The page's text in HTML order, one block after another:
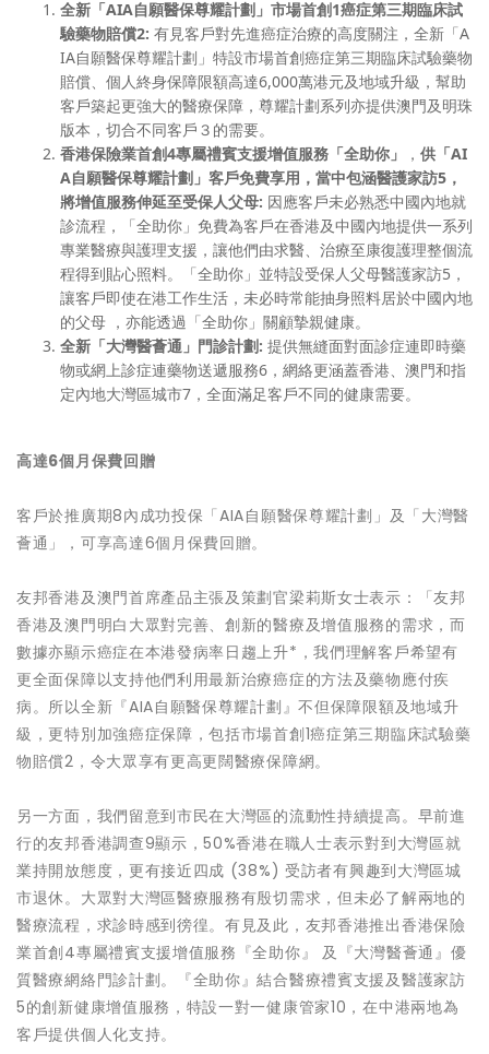
全新「AIA自願醫保尊耀計劃」市場首創1癌症第三期臨床試
驗藥物賠償2: 有見客戶對先進癌症治療的高度關注，全新「A
IA自願醫保尊耀計劃」特設市場首創癌症第三期臨床試驗藥物
賠償、個人終身保障限額高達6,000萬港元及地域升級，幫助
客戶築起更強大的醫療保障，尊耀計劃系列亦提供澳門及明珠
版本，切合不同客戶３的需要。
香港保險業首創4專屬禮賓支援增值服務「全助你」 ， 供「AI
A自願醫保尊耀計劃」客戶免費享用，當中包涵醫護家訪5 ，
將增值服務伸延至受保人父母: 因應客戶未必熟悉中國內地就
診流程，「全助你」免費為客戶在香港及中國內地提供一系列
專業醫療與護理支援，讓他們由求醫、治療至康復護理整個流
程得到貼心照料。「全助你」並特設受保人父母醫護家訪5，
讓客戶即使在港工作生活，未必時常能抽身照料居於中國內地
的父母 ，亦能透過「全助你」關顧摯親健康。
全新「大灣醫薈通」門診計劃: 提供無縫面對面診症連即時藥
物或網上診症連藥物送遞服務6，網絡更涵蓋香港、澳門和指
定內地大灣區城市7，全面滿足客戶不同的健康需要。
高達6個月保費回贈
客戶於推廣期8內成功投保「AIA自願醫保尊耀計劃」及「大灣醫
薈通」，可享高達6個月保費回贈。
友邦香港及澳門首席產品主張及策劃官梁莉斯女士表示：「友邦
香港及澳門明白大眾對完善、創新的醫療及增值服務的需求，而
數據亦顯示癌症在本港發病率日趨上升*，我們理解客戶希望有
更全面保障以支持他們利用最新治療癌症的方法及藥物應付疾
病。所以全新『AIA自願醫保尊耀計劃』不但保障限額及地域升
級，更特別加強癌症保障，包括市場首創1癌症第三期臨床試驗藥
物賠償2，令大眾享有更高更闊醫療保障網。
另一方面，我們留意到市民在大灣區的流動性持續提高。早前進
行的友邦香港調查9顯示，50%香港在職人士表示對到大灣區就
業持開放態度，更有接近四成 (38%) 受訪者有興趣到大灣區城
市退休。大眾對大灣區醫療服務有殷切需求，但未必了解兩地的
醫療流程，求診時感到徬徨。有見及此，友邦香港推出香港保險
業首創4專屬禮賓支援增值服務『全助你』 及『大灣醫薈通』優
質醫療網絡門診計劃。『全助你』結合醫療禮賓支援及醫護家訪
5的創新健康增值服務，特設一對一健康管家10，在中港兩地為
客戶提供個人化支持。